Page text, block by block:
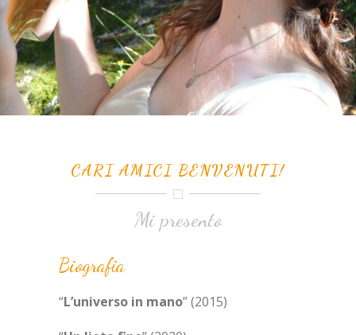
CARI AMICI BENVENUTI!
Mi presento
Biografia
“L’universo in mano” (2015)